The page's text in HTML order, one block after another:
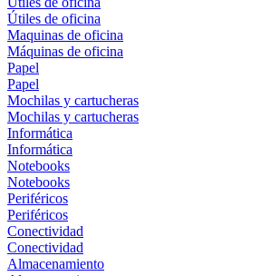
Útiles de oficina
Maquinas de oficina
Máquinas de oficina
Papel
Papel
Mochilas y cartucheras
Mochilas y cartucheras
Informática
Informática
Notebooks
Notebooks
Periféricos
Periféricos
Conectividad
Conectividad
Almacenamiento